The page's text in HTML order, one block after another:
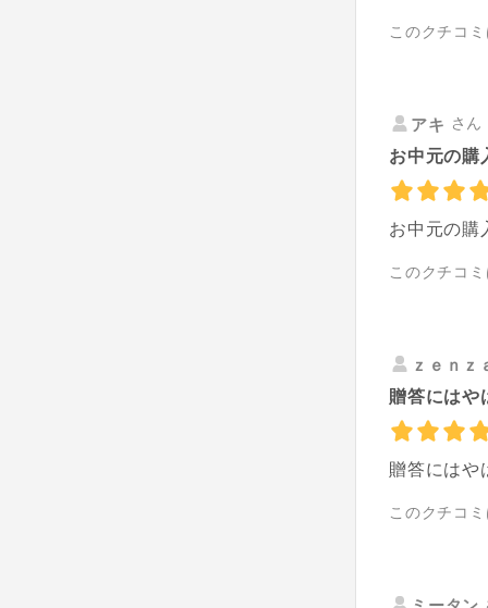
このクチコ
アキ さ
お中元の購
お中元の購
このクチコ
ｚｅｎｚ
贈答にはや
贈答にはや
このクチコ